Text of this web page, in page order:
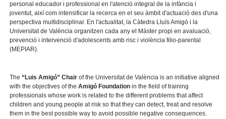
personal educador i professional en l'atenció integral de la infància i
joventut, així com intensificar la recerca en el seu àmbit d'actuació des d'una
perspectiva multidisciplinar. En l'actualitat, la Càtedra Lluís Amigó i la
Universitat de València organitzen cada any el Màster propi en avaluació,
prevenció i intervenció d'adolescents amb risc i violència filio-parental
(MEPIAR).
The “Luis Amigó” Chair of the Universitat de València is an initiative aligned
with the objectives of the Amigó Foundationin the field of training
professionals whose work is related to the different problems that affect
children and young people at risk so that they can detect, treat and resolve
them in the best possible way to avoid possible negative consequences.